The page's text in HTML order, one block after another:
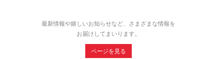
最新情報や嬉しいお知らせなど、さまざまな情報を
お届けしてまいります。
ページを見る